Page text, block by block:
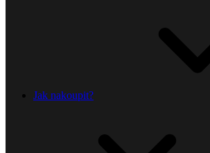
Jak nakoupit?